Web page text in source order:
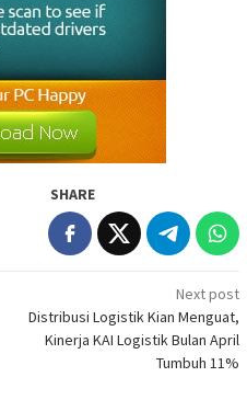
SHARE
Next post
Distribusi Logistik Kian Menguat,
Kinerja KAI Logistik Bulan April
Tumbuh 11%